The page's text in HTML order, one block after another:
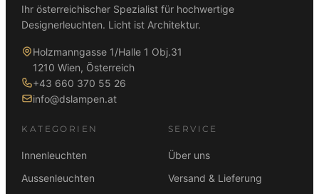
Ihr österreichischer Spezialist für hochwertige
Designerleuchten. Licht ist Architektur.
Holzmanngasse 1/Halle 1 Obj.31
1210 Wien, Österreich
+43 660 370 55 26
info@dslampen.at
KATEGORIEN
Innenleuchten
Aussenleuchten
SERVICE
Über uns
Versand & Lieferung